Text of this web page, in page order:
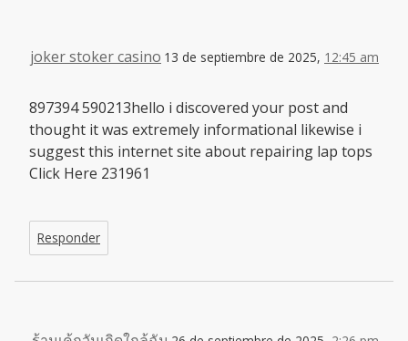
joker stoker casino 13 de septiembre de 2025, 12:45 am
897394 590213hello i discovered your post and
thought it was extremely informational likewise i
suggest this internet site about repairing lap tops
Click Here 231961
Responder